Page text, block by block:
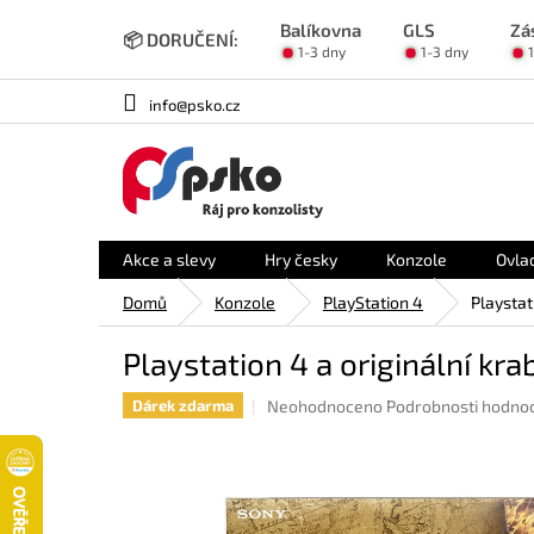
📦 DORUČENÍ: Balíkovna GLS
1-3 dny 1-3 dny
info@psko.cz
Akce a slevy Hry česky Konzole
Domů Konzole PlayStation 4
Playstation 4 a originální
Dárek zdarma
Průměrné
0,0
z
Neohodnoceno Podrobnosti